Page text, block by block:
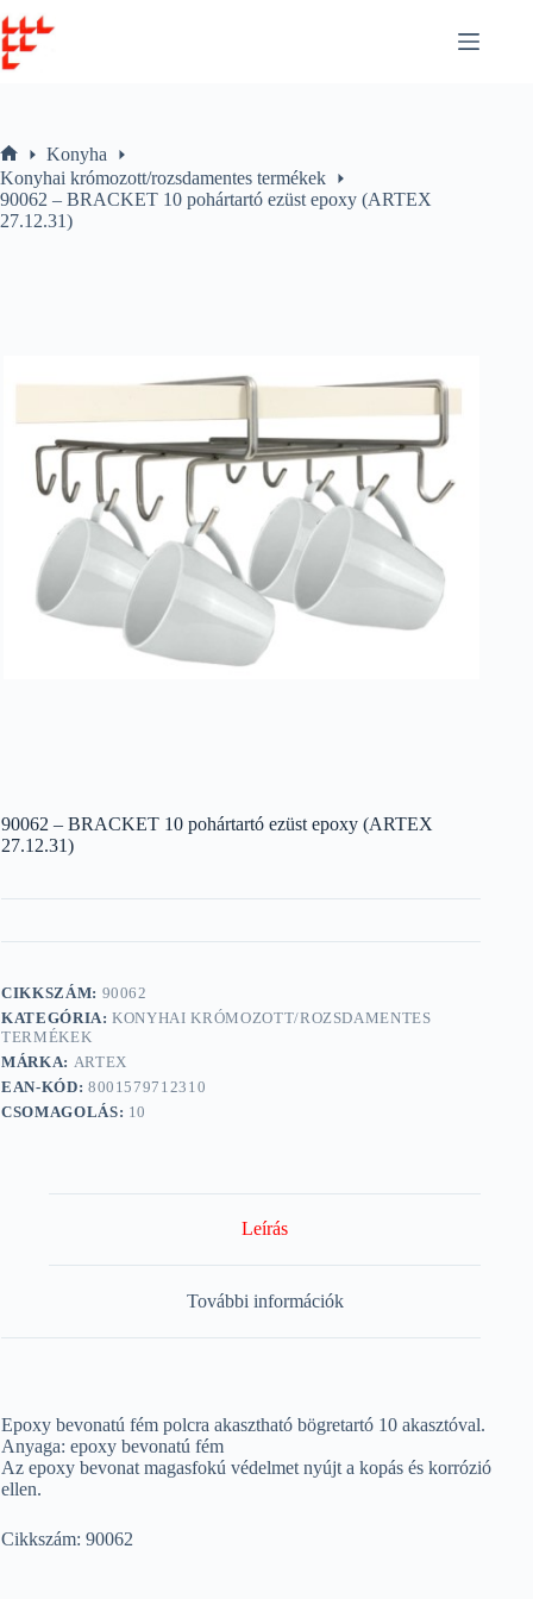
to
content
Home
Konyha
Konyhai krómozott/rozsdamentes termékek
90062 – BRACKET 10 pohártartó ezüst epoxy (ARTEX
27.12.31)
90062 – BRACKET 10 pohártartó ezüst epoxy (ARTEX
27.12.31)
CIKKSZÁM: 90062
KATEGÓRIA:KONYHAI KRÓMOZOTT/ROZSDAMENTES
TERMÉKEK
MÁRKA: ARTEX
EAN-KÓD: 8001579712310
CSOMAGOLÁS: 10
Leírás
További információk
Epoxy bevonatú fém polcra akasztható bögretartó 10 akasztóval.
Anyaga: epoxy bevonatú fém
Az epoxy bevonat magasfokú védelmet nyújt a kopás és korrózió
ellen.
Cikkszám: 90062